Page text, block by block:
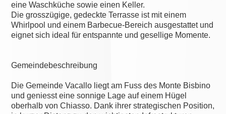
eine Waschküche sowie einen Keller.
Die grosszügige, gedeckte Terrasse ist mit einem
Whirlpool und einem Barbecue-Bereich ausgestattet und
eignet sich ideal für entspannte und gesellige Momente.
Gemeindebeschreibung
Die Gemeinde Vacallo liegt am Fuss des Monte Bisbino
und geniesst eine sonnige Lage auf einem Hügel
oberhalb von Chiasso. Dank ihrer strategischen Position,